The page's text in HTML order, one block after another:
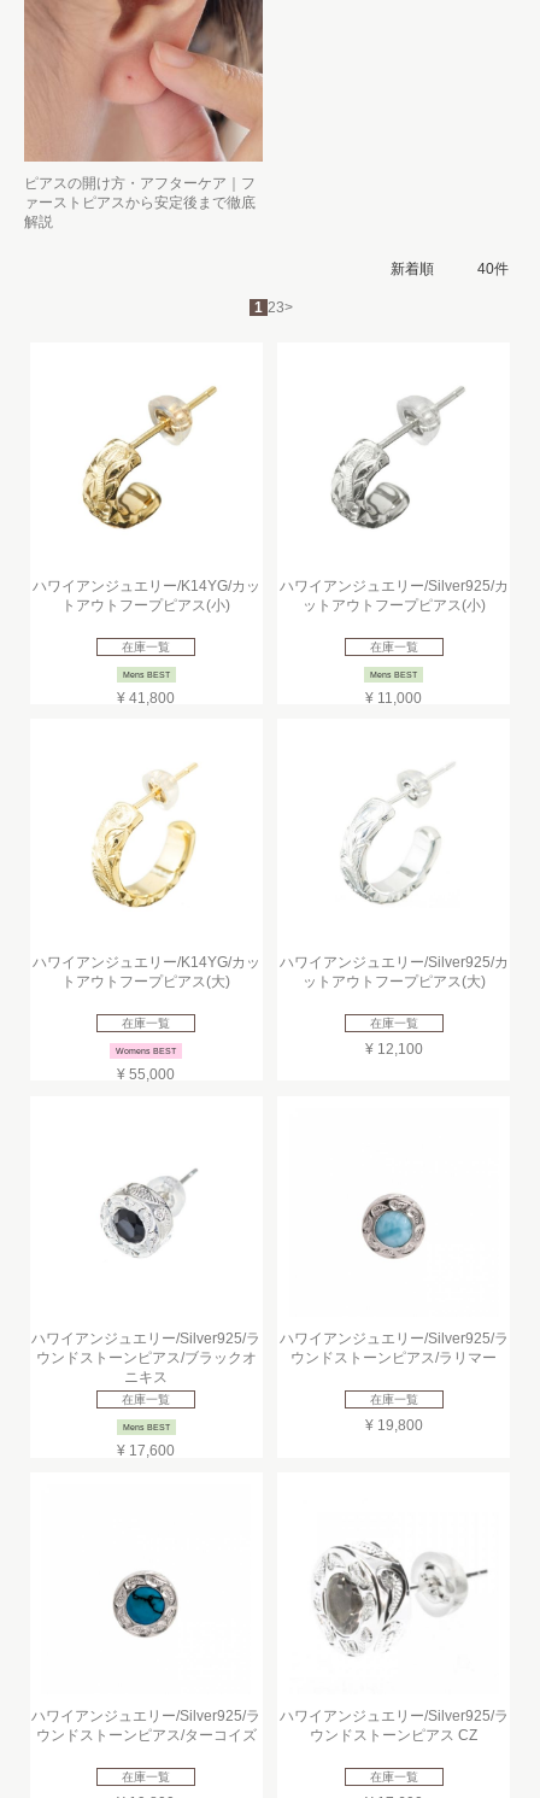
ピアスの開け方・アフターケア｜フ
ァーストピアスから安定後まで徹底
解説
1 23>
ハワイアンジュエリー/K14YG/カッ
トアウトフープピアス(小)
在庫一覧
Mens BEST
¥ 41,800
ハワイアンジュエリー/Silver925/カ
ットアウトフープピアス(小)
在庫一覧
Mens BEST
¥ 11,000
ハワイアンジュエリー/K14YG/カッ
トアウトフープピアス(大)
在庫一覧
Womens BEST
¥ 55,000
ハワイアンジュエリー/Silver925/カ
ットアウトフープピアス(大)
在庫一覧
¥ 12,100
ハワイアンジュエリー/Silver925/ラ
ウンドストーンピアス/ブラックオ
ニキス
在庫一覧
Mens BEST
¥ 17,600
ハワイアンジュエリー/Silver925/ラ
ウンドストーンピアス/ラリマー
在庫一覧
¥ 19,800
ハワイアンジュエリー/Silver925/ラ
ウンドストーンピアス/ターコイズ
在庫一覧
ハワイアンジュエリー/Silver925/ラ
ウンドストーンピアス CZ
在庫一覧